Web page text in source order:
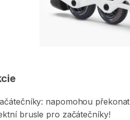
napomohou překonat
brusle pro začátečníky!